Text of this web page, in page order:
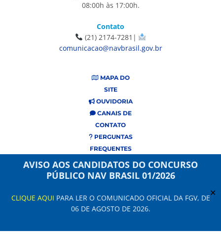
AVISO AOS CANDIDATOS DO CONCURSO
PÚBLICO NAV BRASIL 01/2026
CLIQUE AQUI PARA LER O COMUNICADO OFICIAL DA FGV, DE
06 DE AGOSTO DE 2026.
✕
08:00h às 17:00h.
Contato
(21) 2174-7281|
comunicacao@navbrasil.gov.br
MAPA DO
SITE
OUVIDORIA
CANAIS DE
CONTATO
PERGUNTAS
FREQUENTES